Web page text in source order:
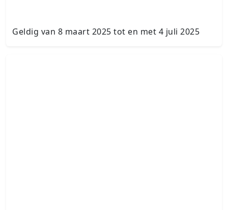
Geldig van 8 maart 2025 tot en met 4 juli 2025